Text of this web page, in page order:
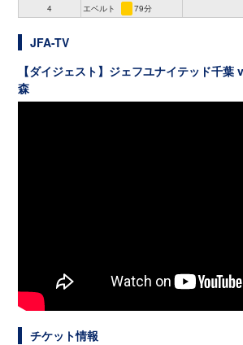
4
エベルト 79分
JFA-TV
【ダイジェスト】ジェフユナイテッド千葉
森
チケット情報